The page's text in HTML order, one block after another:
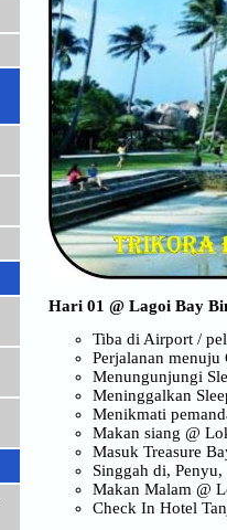
Hari 01 @ Lagoi Bay
Tiba di Airport /
Perjalanan
Menungunjungi
Meninggalkan
Menikmati
Makan siang @
Masuk Treasure
Singgah di,
Makan Malam @
Check In Hotel